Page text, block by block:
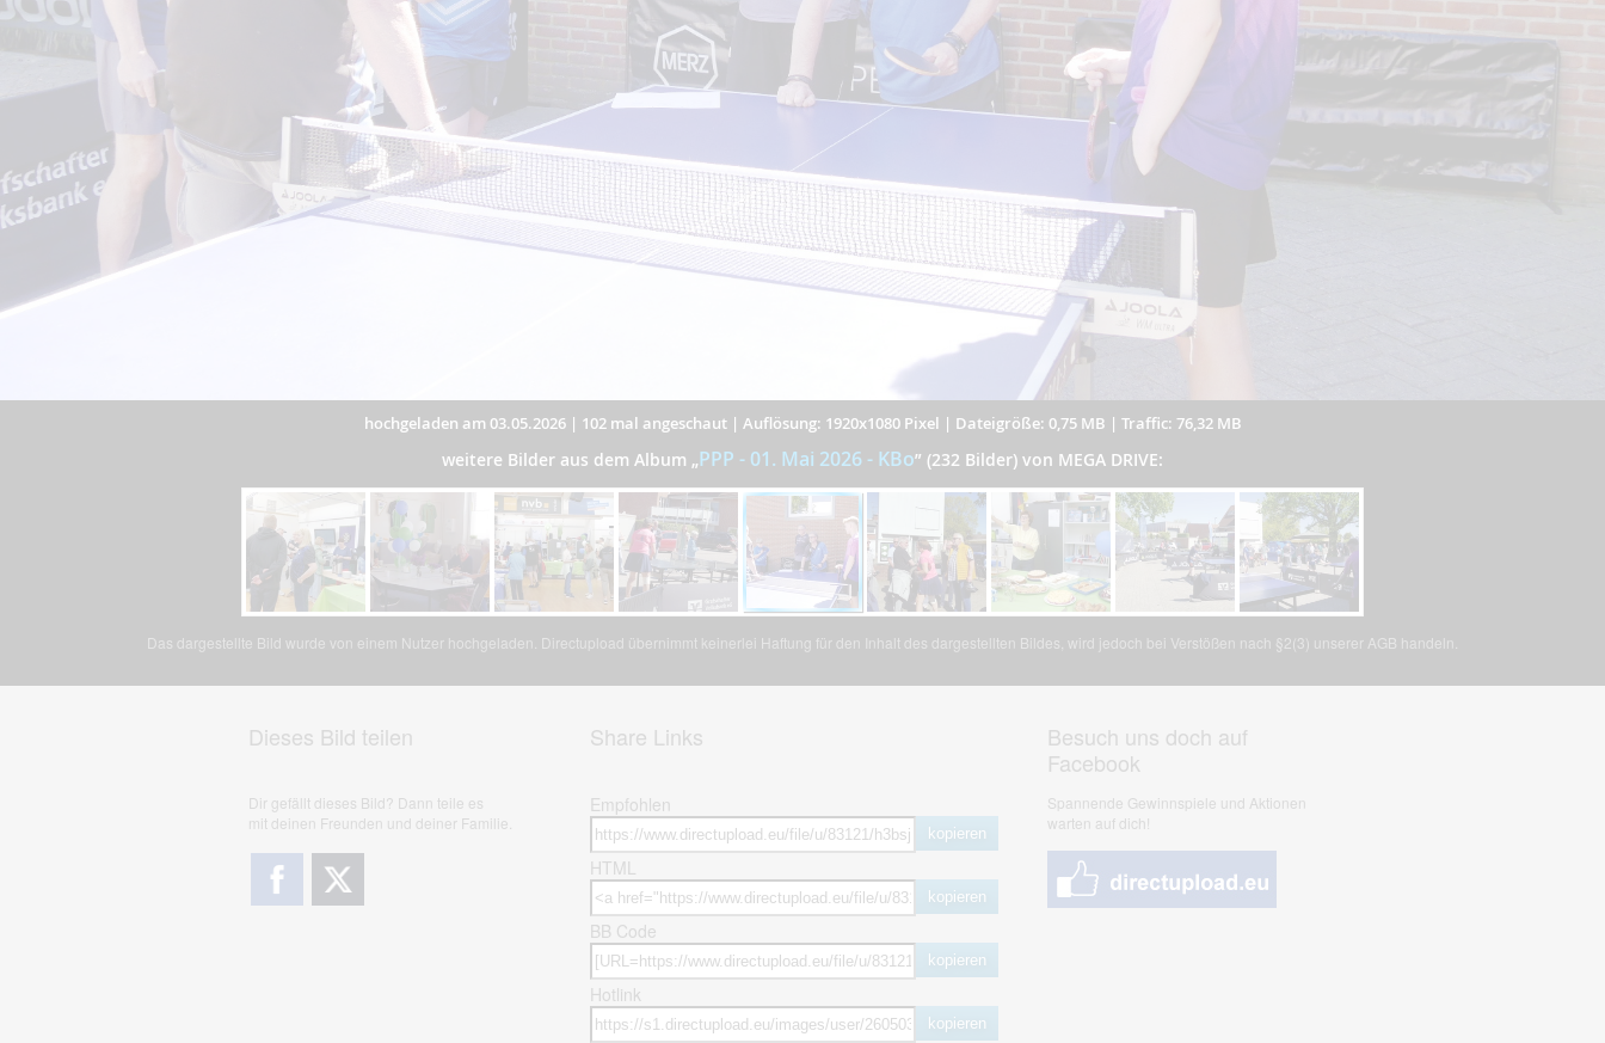
hochgeladen am 03.05.2026| 102 mal angeschaut| Auflösung: 1920x1080 Pixel | Dateigröße: 0,75 MB | Traffic: 76,32 MB
weitere Bilder aus dem Album „PPP - 01. Mai 2026 - KBo” (232 Bilder) von MEGA DRIVE:
Das dargestellte Bild wurde von einem Nutzer hochgeladen. Directupload übernimmt keinerlei Haftung für den Inhalt des dargestellten Bildes, wird jedoch bei Verstößen nach §2(3) unserer AGB handeln.
Dieses Bild teilen
Dir gefällt dieses Bild? Dann teile es
mit deinen Freunden und deiner Familie.
Share Links
Empfohlen
kopieren
HTML
kopieren
BB Code
kopieren
Hotlink
kopieren
Besuch uns doch auf
Facebook
Spannende Gewinnspiele und Aktionen
warten auf dich!